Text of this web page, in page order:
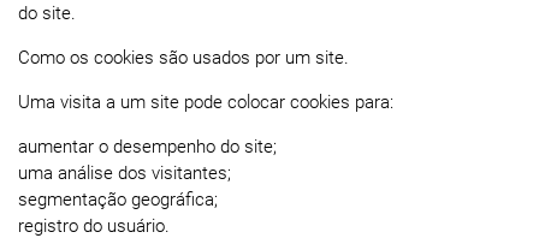
do site.
Como os cookies são usados ​​por um site.
Uma visita a um site pode colocar cookies para:
aumentar o desempenho do site;
uma análise dos visitantes;
segmentação geográfica;
registro do usuário.